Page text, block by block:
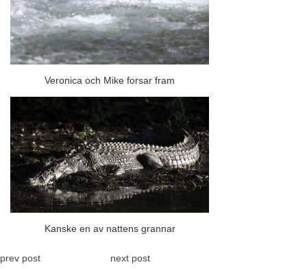
Veronica och Mike forsar fram
Kanske en av nattens grannar
prev post next post